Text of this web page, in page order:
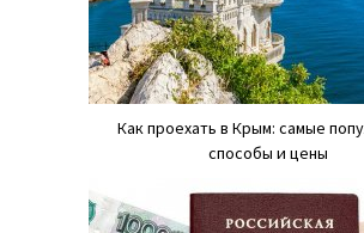
Как проехать в Крым: самые
способы и цены